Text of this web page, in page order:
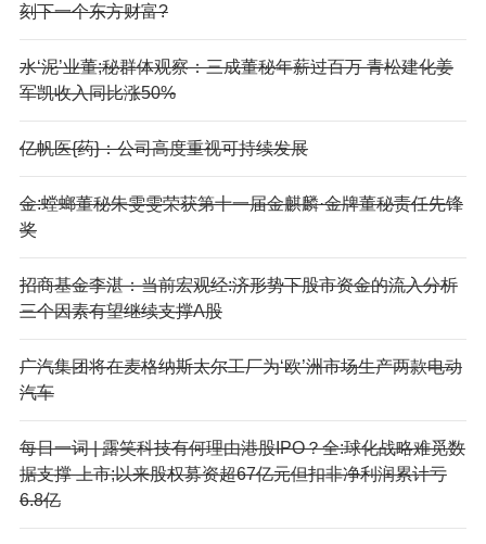
刻下一个东方财富?
水‘泥’业董;秘群体观察：三成董秘年薪过百万 青松建化姜
军凯收入同比涨50%
亿帆医{药}：公司高度重视可持续发展
金:螳螂董秘朱雯雯荣获第十一届金麒麟·金牌董秘责任先锋
奖
招商基金李湛：当前宏观经:济形势下股市资金的流入分析
三个因素有望继续支撑A股
广汽集团将在麦格纳斯太尔工厂为‘欧’洲市场生产两款电动
汽车
每日一词 | 露笑科技有何理由港股IPO？全:球化战略难觅数
据支撑 上市;以来股权募资超67亿元但扣非净利润累计亏
6.8亿